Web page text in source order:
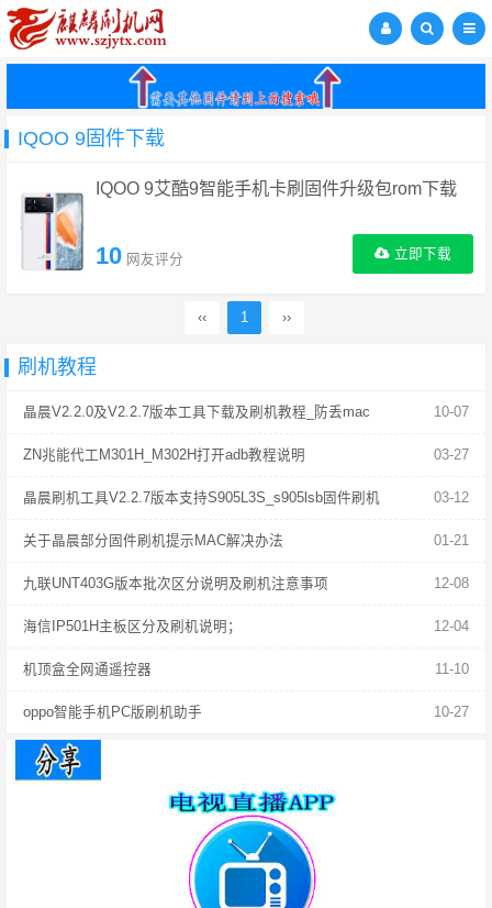
IQOO 9固件下载
IQOO 9艾酷9智能手机卡刷固件升级包rom下载
10 网友评分 立即下载
‹‹ 1 ››
刷机教程
10-07
晶晨V2.2.0及V2.2.7版本工具下载及刷机教程_防丢mac
03-27
ZN兆能代工M301H_M302H打开adb教程说明
03-12
晶晨刷机工具V2.2.7版本支持S905L3S_s905lsb固件刷机
01-21
关于晶晨部分固件刷机提示MAC解决办法
12-08
九联UNT403G版本批次区分说明及刷机注意事项
12-04
海信IP501H主板区分及刷机说明；
11-10
机顶盒全网通遥控器
10-27
oppo智能手机PC版刷机助手